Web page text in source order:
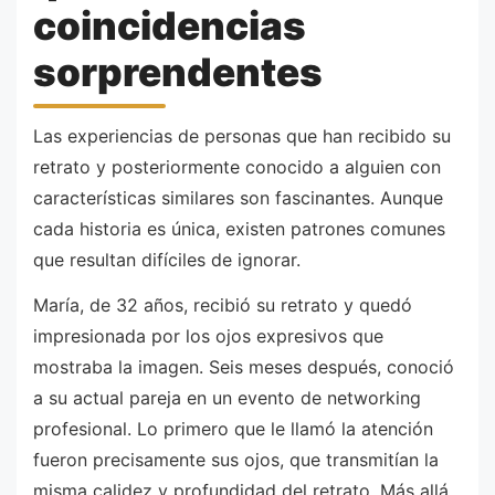
coincidencias
sorprendentes
Las experiencias de personas que han recibido su
retrato y posteriormente conocido a alguien con
características similares son fascinantes. Aunque
cada historia es única, existen patrones comunes
que resultan difíciles de ignorar.
María, de 32 años, recibió su retrato y quedó
impresionada por los ojos expresivos que
mostraba la imagen. Seis meses después, conoció
a su actual pareja en un evento de networking
profesional. Lo primero que le llamó la atención
fueron precisamente sus ojos, que transmitían la